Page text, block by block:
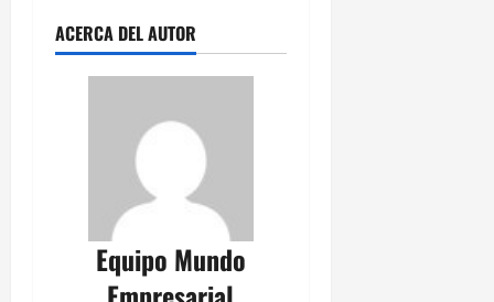
ACERCA DEL AUTOR
Equipo Mundo